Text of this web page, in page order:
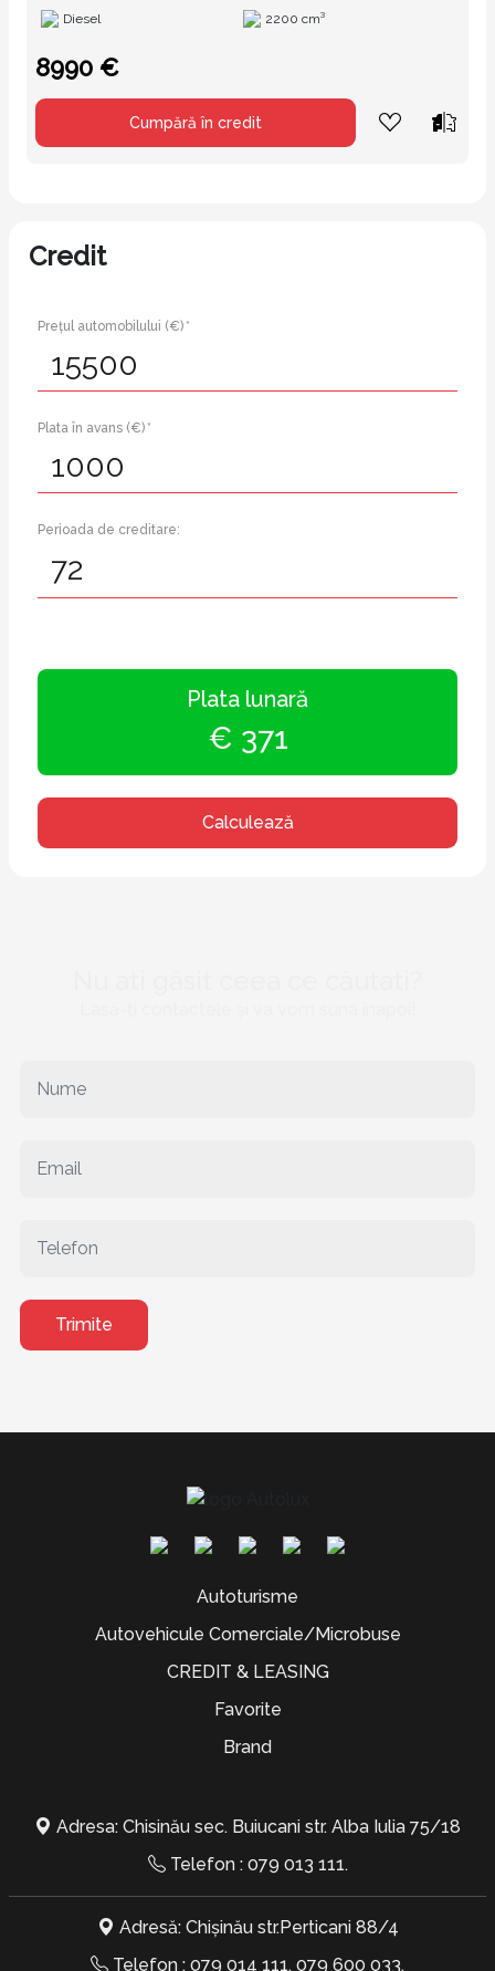
Diesel 2200 cm³
8990 €
Cumpără în credit
Credit
Prețul automobilului (€) *
Plata în avans (€) *
Perioada de creditare:
Plata lunară
€ 371
Calculează
Trimite
Autoturisme
Autovehicule Comerciale/Microbuse
CREDIT & LEASING
Favorite
Brand
Adresa: Chisinău sec. Buiucani str. Alba Iulia 75/18
Telefon : 079 013 111.
Adresă: Chișinău str.Perticani 88/4
Telefon : 079 014 111, 079 600 033.